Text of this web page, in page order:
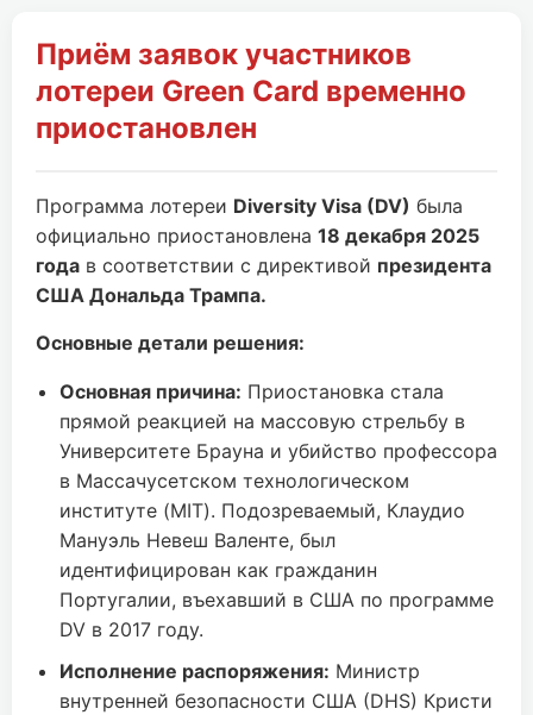
Приём заявок участников
лотереи Green Card временно
приостановлен
Программа лотереи Diversity Visa (DV) была
официально приостановлена 18 декабря 2025
года в соответствии с директивой президента
США Дональда Трампа.
Основные детали решения:
Основная причина: Приостановка стала
прямой реакцией на массовую стрельбу в
Университете Брауна и убийство профессора
в Массачусетском технологическом
институте (MIT). Подозреваемый, Клаудио
Мануэль Невеш Валенте, был
идентифицирован как гражданин
Португалии, въехавший в США по программе
DV в 2017 году.
Исполнение распоряжения: Министр
внутренней безопасности США (DHS) Кристи